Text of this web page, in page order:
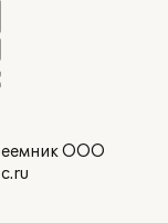
ООО